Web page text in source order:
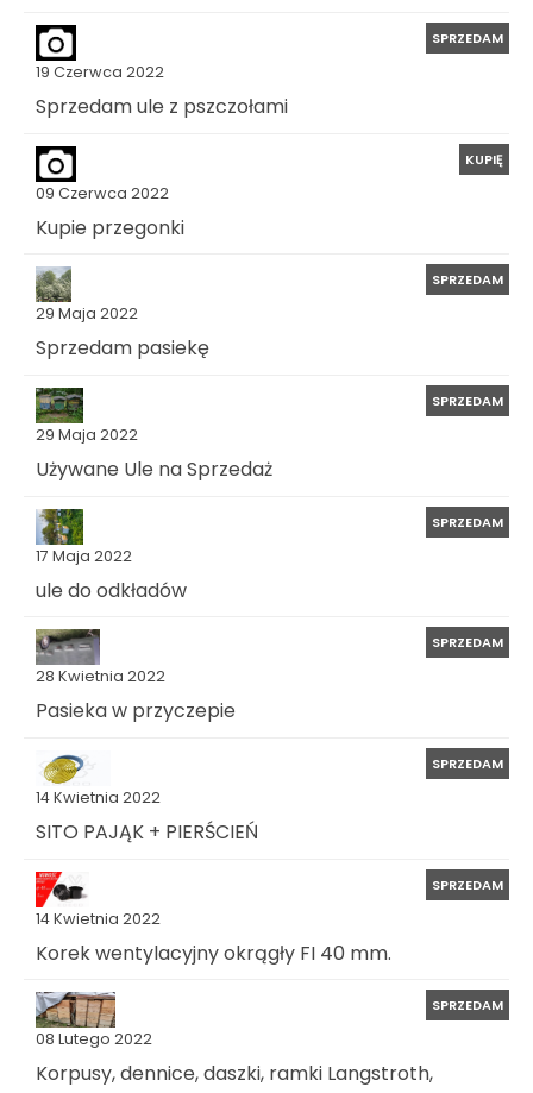
19 Czerwca 2022
SPRZEDAM
Sprzedam ule z pszczołami
09 Czerwca 2022
KUPIĘ
Kupie przegonki
29 Maja 2022
SPRZEDAM
Sprzedam pasiekę
29 Maja 2022
SPRZEDAM
Używane Ule na Sprzedaż
17 Maja 2022
SPRZEDAM
ule do odkładów
28 Kwietnia 2022
SPRZEDAM
Pasieka w przyczepie
14 Kwietnia 2022
SPRZEDAM
SITO PAJĄK + PIERŚCIEŃ
14 Kwietnia 2022
SPRZEDAM
Korek wentylacyjny okrągły FI 40 mm.
08 Lutego 2022
SPRZEDAM
Korpusy, dennice, daszki, ramki Langstroth,